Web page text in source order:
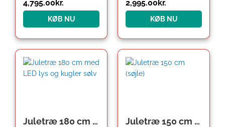
4,795.00kr.
KØB NU
2,995.00kr.
KØB NU
Juletræ 180 cm med LED lys og kugler sølv Juletræ 150 cm (søjle)